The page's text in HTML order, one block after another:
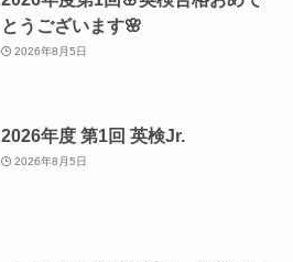
とうございます🌸
2026年8月5日
2026年度 第1回 英検Jr.
2026年8月5日